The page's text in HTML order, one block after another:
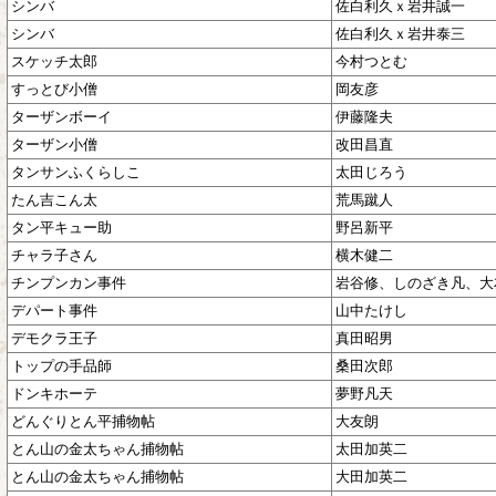
シンバ
佐白利久ｘ岩井誠一
シンバ
佐白利久ｘ岩井泰三
スケッチ太郎
今村つとむ
すっとび小僧
岡友彦
ターザンボーイ
伊藤隆夫
ターザン小僧
改田昌直
タンサンふくらしこ
太田じろう
たん吉こん太
荒馬蹴人
タン平キュー助
野呂新平
チャラ子さん
横木健二
チンプンカン事件
岩谷修、しのざき凡、
デパート事件
山中たけし
デモクラ王子
真田昭男
トップの手品師
桑田次郎
ドンキホーテ
夢野凡天
どんぐりとん平捕物帖
大友朗
とん山の金太ちゃん捕物帖
太田加英二
とん山の金太ちゃん捕物帖
大田加英二